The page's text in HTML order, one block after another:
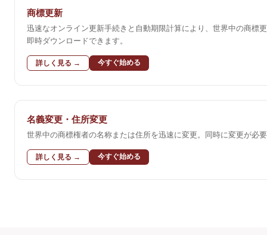
商標更新
迅速なオンライン更新手続きと自動期限計算により、世界中の商標
即時ダウンロードできます。
詳しく見る → 今すぐ始める
名義変更・住所変更
世界中の商標権者の名称または住所を迅速に変更。同時に変更が必
詳しく見る → 今すぐ始める